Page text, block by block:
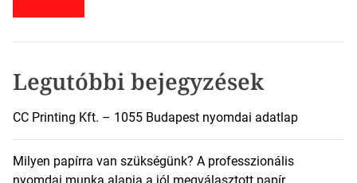
Legutóbbi bejegyzések
CC Printing Kft. – 1055 Budapest nyomdai adatlap
Milyen papírra van szükségünk? A professzionális